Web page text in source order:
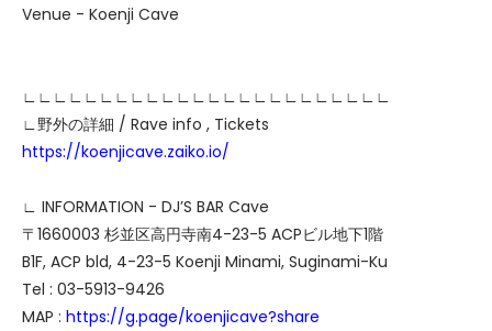
Venue - Koenji Cave
∟∟∟∟∟∟∟∟∟∟∟∟∟∟∟∟∟∟∟∟∟∟∟∟
∟野外の詳細 / Rave info , Tickets
https://koenjicave.zaiko.io/
∟ INFORMATION - DJ’S BAR Cave
〒1660003 杉並区高円寺南4-23-5 ACPビル地下1階
B1F, ACP bld, 4-23-5 Koenji Minami, Suginami-Ku
Tel : 03-5913-9426
MAP : https://g.page/koenjicave?share